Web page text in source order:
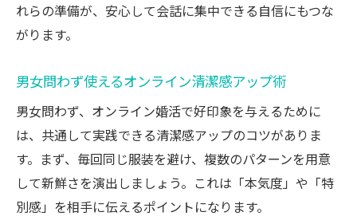
れらの準備が、安心して会話に集中できる自信にもつな
がります。
男女問わず使えるオンライン清潔感アップ術
男女問わず、オンライン婚活で好印象を与えるために
は、共通して実践できる清潔感アップのコツがありま
す。まず、毎回同じ服装を避け、複数のパターンを用意
して新鮮さを演出しましょう。これは「本気度」や「特
別感」を相手に伝えるポイントになります。